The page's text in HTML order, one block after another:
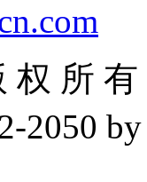
权 所
2050